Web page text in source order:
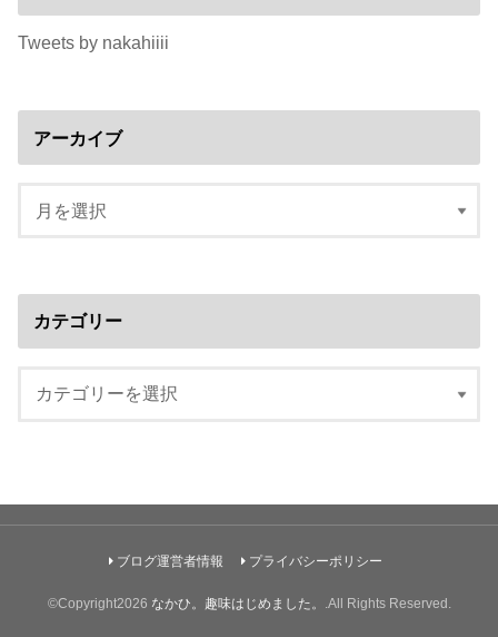
Tweets by nakahiiii
アーカイブ
カテゴリー
ブログ運営者情報 プライバシーポリシー
©Copyright2026 なかひ。趣味はじめました。 .All Rights Reserved.